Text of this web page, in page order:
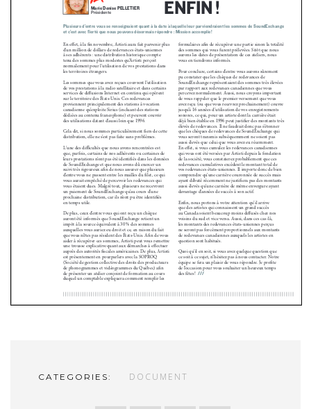
CATEGORIES: DOCUMENT